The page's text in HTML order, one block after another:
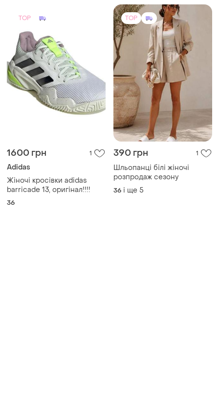
1600 грн 1
36
390 грн
Шльопанці білі жіночі
розпродаж сезону
36 і ще 5